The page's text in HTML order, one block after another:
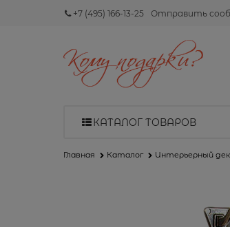
+7 (495) 166-13-25 Отправить
КАТАЛОГ ТОВАРОВ
Главная Каталог Интерьерный